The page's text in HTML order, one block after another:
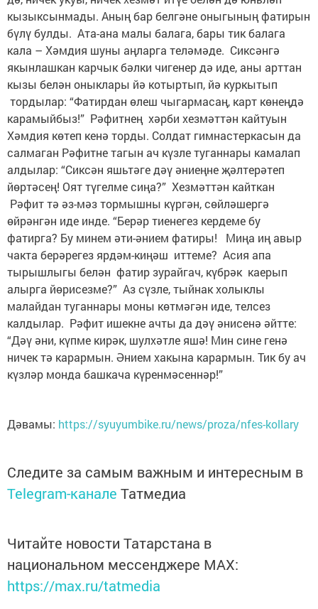
кызыксынмады. Аның бар белгәне оныгының фатирын
бүлү булды. Ата-ана малы балага, бары тик балага
кала – Хәмдия шуны аңларга теләмәде. Сиксәнгә
якынлашкан карчык бәлки чигенер дә иде, аны арттан
кызы белән оныклары йә котыртып, йә куркытып
тордылар: “Фатирдан өлеш чыгармасаң, карт көнеңдә
карамыйбыз!” Рәфитнең хәрби хезмәттән кайтуын
Хәмдия көтеп кенә торды. Солдат гимнастеркасын да
салмаган Рәфитне тагын ач күзле туганнары камалап
алдылар: “Сиксән яшьтәге дәү әниеңне җәлтерәтеп
йөртәсең! Оят түгелме сиңа?” Хезмәттән кайткан
Рәфит тә әз-мәз тормышны күргән, сөйләшергә
өйрәнгән иде инде. “Берәр тиенегез кердеме бу
фатирга? Бу минем әти-әнием фатиры! Миңа иң авыр
чакта берәрегез ярдәм-киңәш иттеме? Асия апа
тырышлыгы белән фатир зурайгач, күбрәк каерып
алырга йөрисезме?” Аз сүзле, тыйнак холыклы
малайдан туганнары моны көтмәгән иде, телсез
калдылар. Рәфит ишекне ачты да дәү әнисенә әйтте:
“Дәү әни, күпме кирәк, шулхәтле яшә! Мин сине генә
ничек тә карармын. Әнием хакына карармын. Тик бу ач
күзләр монда башкача күренмәсеннәр!”
Дәвамы: https://syuyumbike.ru/news/proza/nfes-kollary
Следите за самым важным и интересным в
Telegram-канале Татмедиа
Читайте новости Татарстана в
национальном мессенджере MАХ:
https://max.ru/tatmedia